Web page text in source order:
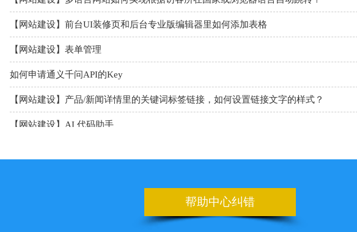
【网站建设】前台UI装修页和后台专业版编辑器里如何添加表格
【网站建设】表单管理
如何申请通义千问API的Key
【网站建设】产品/新闻详情里的关键词标签链接，如何设置链接文字的样式？
【网站建设】AI 代码助手
帮助中心纠错